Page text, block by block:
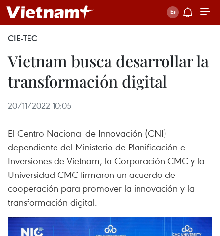
CIE-TEC
Vietnam busca desarrollar la
transformación digital
20/11/2022 10:05
El Centro Nacional de Innovación (CNI)
dependiente del Ministerio de Planificación e
Inversiones de Vietnam, la Corporación CMC y la
Universidad CMC firmaron un acuerdo de
cooperación para promover la innovación y la
transformación digital.